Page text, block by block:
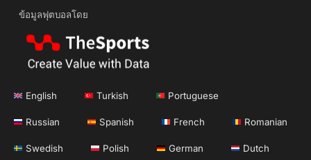
ข้อมูลฟุตบอลโดย
English Turkish Portuguese
Russian Spanish French Romanian
Swedish Polish German Dutch